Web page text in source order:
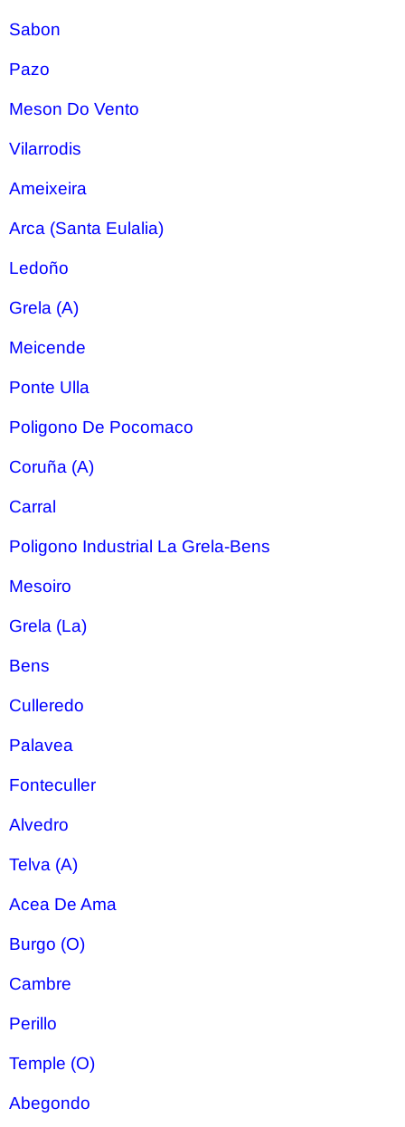
Sabon
Pazo
Meson Do Vento
Vilarrodis
Ameixeira
Arca (Santa Eulalia)
Ledoño
Grela (A)
Meicende
Ponte Ulla
Poligono De Pocomaco
Coruña (A)
Carral
Poligono Industrial La Grela-Bens
Mesoiro
Grela (La)
Bens
Culleredo
Palavea
Fonteculler
Alvedro
Telva (A)
Acea De Ama
Burgo (O)
Cambre
Perillo
Temple (O)
Abegondo